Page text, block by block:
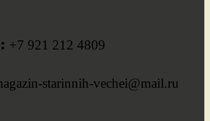
+7 921 212 4809
starinnih-vechei@mail.ru